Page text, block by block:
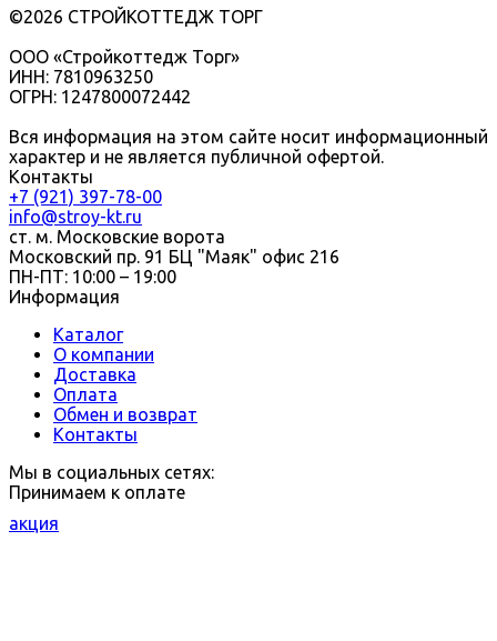
©2026 СТРОЙКОТТЕДЖ ТОРГ
ООО «Стройкоттедж Торг»
ИНН: 7810963250
ОГРН: 1247800072442
Вся информация на этом сайте носит информационный
характер и не является публичной офертой.
Контакты
+7 (921) 397-78-00
info@stroy-kt.ru
ст. м. Московские ворота
Московский пр. 91 БЦ "Маяк" офис 216
ПН-ПТ: 10:00 – 19:00
Информация
Каталог
О компании
Доставка
Оплата
Обмен и возврат
Контакты
Мы в социальных сетях:
Принимаем к оплате
акция